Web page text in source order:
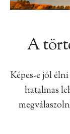
A
Képes-e jól
hatalmas